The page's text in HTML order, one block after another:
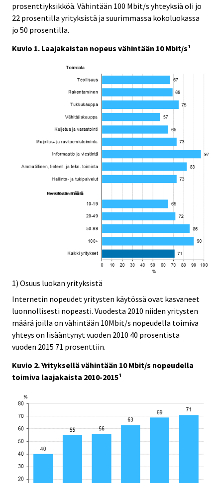
prosenttiyksikköä. Vähintään 100 Mbit/s yhteyksiä oli jo
22 prosentilla yrityksistä ja suurimmassa kokoluokassa
jo 50 prosentilla.
Kuvio 1. Laajakaistan nopeus vähintään 10 Mbit/s¹
1) Osuus luokan yrityksistä
Internetin nopeudet yritysten käytössä ovat kasvaneet
luonnollisesti nopeasti. Vuodesta 2010 niiden yritysten
määrä joilla on vähintään 10Mbit/s nopeudella toimiva
yhteys on lisääntynyt vuoden 2010 40 prosentista
vuoden 2015 71 prosenttiin.
Kuvio 2. Yrityksellä vähintään 10 Mbit/s nopeudella
toimiva laajakaista 2010-2015¹